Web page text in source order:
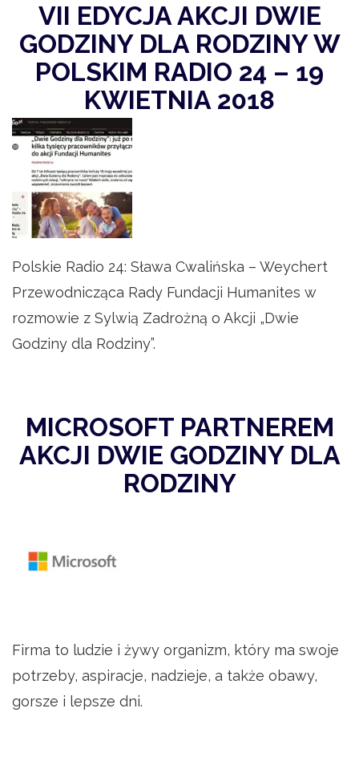
VII EDYCJA AKCJI DWIE
GODZINY DLA RODZINY W
POLSKIM RADIO 24 – 19
KWIETNIA 2018
Polskie Radio 24: Sława Cwalińska – Weychert
Przewodnicząca Rady Fundacji Humanites w
rozmowie z Sylwią Zadrożną o Akcji „Dwie
Godziny dla Rodziny”.
MICROSOFT PARTNEREM
AKCJI DWIE GODZINY DLA
RODZINY
Firma to ludzie i żywy organizm, który ma swoje
potrzeby, aspiracje, nadzieje, a także obawy,
gorsze i lepsze dni.